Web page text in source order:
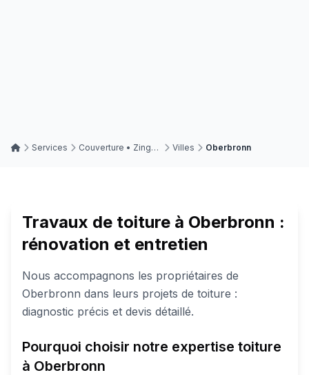
Services Couverture • Zinguerie • Toitures Villes Oberbronn
Travaux de toiture à Oberbronn :
rénovation et entretien
Nous accompagnons les propriétaires de
Oberbronn dans leurs projets de toiture :
diagnostic précis et devis détaillé.
Pourquoi choisir notre expertise toiture
à Oberbronn